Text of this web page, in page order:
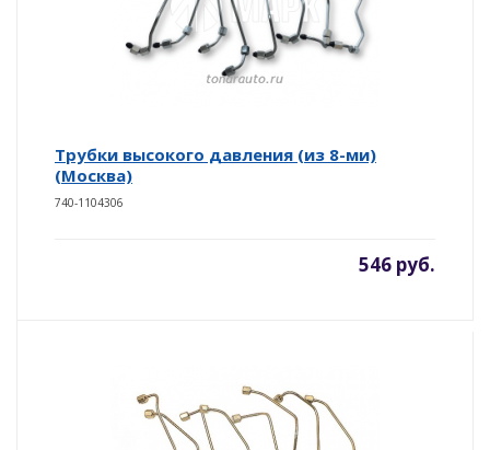
Трубки высокого давления (из 8-ми)
(Москва)
740-1104306
546 руб.